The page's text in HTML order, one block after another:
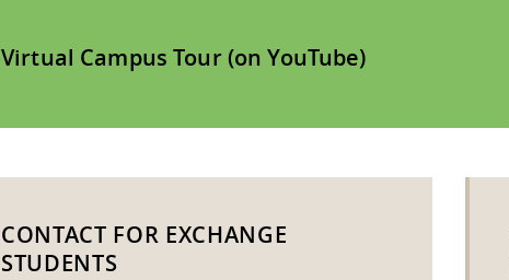
Virtual Campus Tour (on YouTube)
CONTACT FOR EXCHANGE
STUDENTS